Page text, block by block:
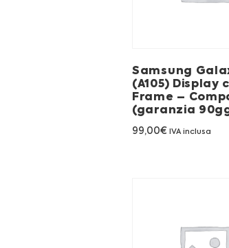
Samsung
(A105) Display
Frame –
(garanzia
99,00€ IVA inclusa